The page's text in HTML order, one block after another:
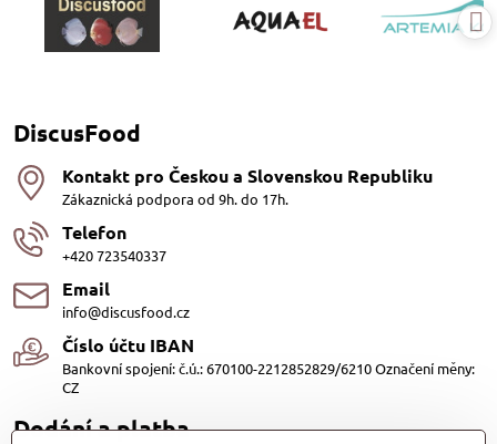
DiscusFood
Kontakt pro Českou a Slovenskou Republiku
Zákaznická podpora od 9h. do 17h.
Telefon
+420 723540337
Email
info@discusfood.cz
Číslo účtu IBAN
Bankovní spojení: č.ú.: 670100-2212852829/6210 Označení měny:
CZ
Dodání a platba